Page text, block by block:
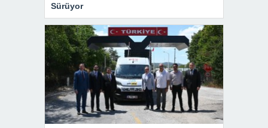
Sürüyor